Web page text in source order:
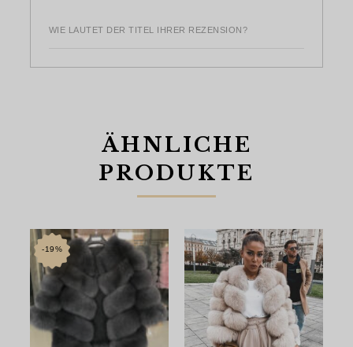
WIE LAUTET DER TITEL IHRER REZENSION?
ÄHNLICHE
PRODUKTE
-19%